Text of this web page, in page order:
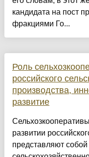
кандидата на пост
фракциями Го...
Роль
российского
производства,
развитие
развитии
представляют